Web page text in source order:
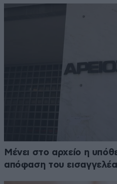
Μένει στο αρχείο η
απόφαση του